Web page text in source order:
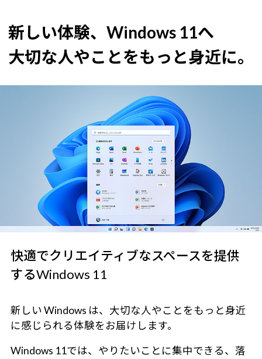
新しい体験、Windows 11へ
大切な人やことをもっと身近に。
快適でクリエイティブなスペースを提供
するWindows 11
新しい Windows は、大切な人やことをもっと身近
に感じられる体験をお届けします。
Windows 11では、やりたいことに集中できる、落